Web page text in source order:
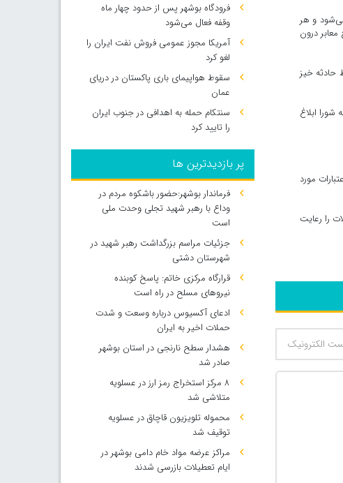
و هر
درون
حادثه خیز
ابلاغ
مورد
را رعایت
فرودگاه بوشهر پس از حدود چهار ماه
وقفه فعال می‌شود
آمریکا مجوز عمومی فروش نفت ایران را
لغو کرد
سقوط هواپیمای باری پاکستان در دریای
عمان
سنتکام حمله به اهدافی در جنوب ایران
را تایید کرد
پر بازدیدترین ها
فرماندار بوشهر:حضور باشکوه مردم در
وداع با رهبر شهید تجلی وحدت ملی
است
جزئیات مراسم بزرگداشت رهبر شهید در
شهرستان دشتی
قرارگاه مرکزی خاتم: پاسخ کوبنده
نیروهای مسلح در راه است
ادعای آکسیوس درباره وسعت و شدت
حملات اخیر به ایران
هشدار سطح نارنجی در استان بوشهر
صادر شد
۸ مرکز استخراج رمز ارز در عسلویه
متلاشی شد
محموله تلویزیون قاچاق در عسلویه
توقیف شد
مراکز عرضه مواد خام دامی بوشهر در
ایام تعطیلات بازرسی شدند